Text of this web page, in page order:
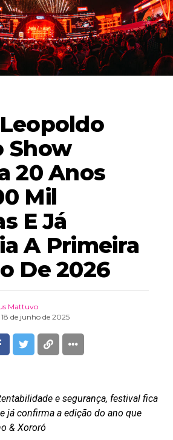
Show
20 Anos
Mil
E Já
A Primeira
De 2026
Mattuvo
18 de junho de 2025
e segurança, festival fica
já confirma a edição do ano que
& Xororó